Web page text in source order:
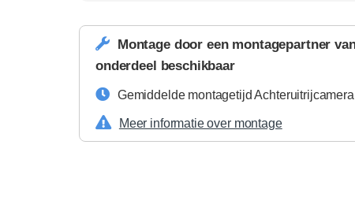
Montage door een montagepartner
onderdeel beschikbaar
Gemiddelde montagetijd
Meer informatie over montage